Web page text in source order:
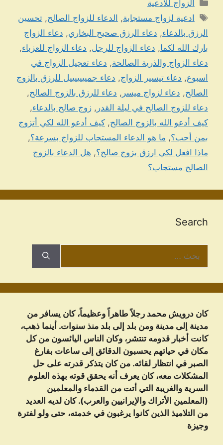
الزواج للأدعية
الوسوم
ادعية لزواج مستجابة, الدعاء للزواج الصالح,تحسين
الرزق بالدعاء, دعاء الرزق صحيح البخاري, دعاء الزواج
بارك الله لكما, دعاء الزواج للرجل, دعاء الزواج للعزباء,
دعاء الزواج والذرية الصالحة, دعاء تعجيل الزواج في
اسبوع, دعاء تيسير الزواج, دعاء جميييييييل للرزق بالزوج
الصالح, دعاء لزواج ميسر , دعاء للرزق بالزوج الصالح,
دعاء للزوج الصالح في ليلة القدر , زوج صالح بالدعاء,
كيف أدعو الله بالزوج الصالح, كيف أدعو الله لكي أتزوج
بمن أحب؟, ما هو الدعاء المستجاب للزواج بسرعة؟,
ماذا افعل لكي ارزق بزوج صالح؟, هل الدعاء بالزوج
الصالح مستجاب؟
Search
عن:
كان درويش محمد رجلاً طاهراً وعظيماً، كان يسافر من
مدينة إلى مدينة ومن بلد إلى بلد منذ سنوات. أينما ذهب،
كانت أخبار قدومه تنتشر، وكان الناس اليائسون من كل
مكان في حياتهم يحسبون الدقائق إلى ساعات بفارغ
الصبر في انتظار لقائه. من كان يتذكر قدرته على حل
المشكلات معه، كان يعرف أنه يحقق قوته بهذه العلوم
السرية والغريبة التي أتت من القدماء والمعلمين
(المعلمين الأتراك والإيرانيين والعرب). كان لديه العديد
من التلاميذ الذين كانوا يرغبون في خدمته، حتى ولو لفترة
وجيزة